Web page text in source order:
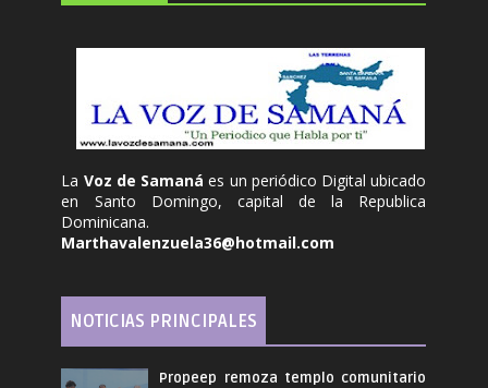
La Voz de Samanáes un periódico Digital ubicado
en Santo Domingo, capital de la Republica
Dominicana.
Marthavalenzuela36@hotmail.com
NOTICIAS PRINCIPALES
Propeep remoza templo comunitario